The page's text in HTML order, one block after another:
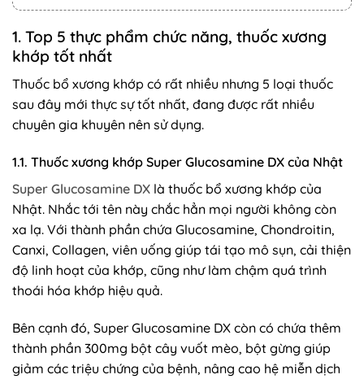
1. Top 5 thực phẩm chức năng, thuốc xương
khớp tốt nhất
Thuốc bổ xương khớp có rất nhiều nhưng 5 loại thuốc
sau đây mới thực sự tốt nhất, đang được rất nhiều
chuyên gia khuyên nên sử dụng.
1.1. Thuốc xương khớp Super Glucosamine DX của Nhật
Super Glucosamine DX là thuốc bổ xương khớp của
Nhật. Nhắc tới tên này chắc hẳn mọi người không còn
xa lạ. Với thành phần chứa Glucosamine, Chondroitin,
Canxi, Collagen, viên uống giúp tái tạo mô sụn, cải thiện
độ linh hoạt của khớp, cũng như làm chậm quá trình
thoái hóa khớp hiệu quả.
Bên cạnh đó, Super Glucosamine DX còn có chứa thêm
thành phần 300mg bột cây vuốt mèo, bột gừng giúp
giảm các triệu chứng của bệnh, nâng cao hệ miễn dịch